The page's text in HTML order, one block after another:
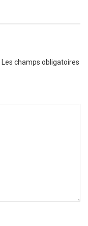
Les champs obligatoires